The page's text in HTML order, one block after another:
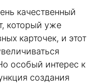
качественный
который уже
карточек, и этот
особый интерес к
создания